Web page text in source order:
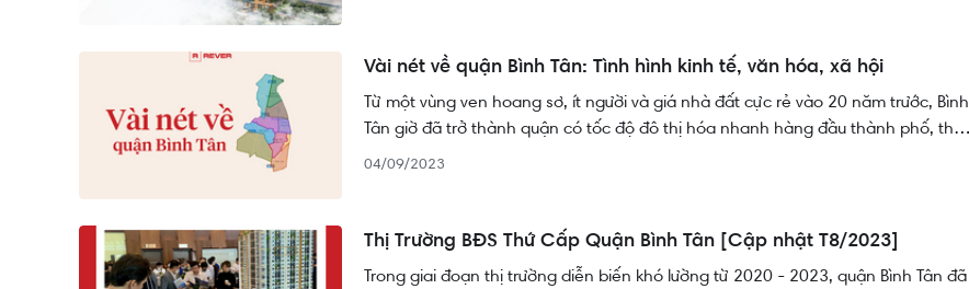
Vài nét về quận Bình Tân: Tình hình kinh tế, văn hóa, xã hội
Từ một vùng ven hoang sơ, ít người và giá nhà đất cực rẻ vào 20 năm trước, Bình
Tân giờ đã trở thành quận có tốc độ đô thị hóa nhanh hàng đầu thành phố, thu
hút cư dân từ khắp nơi về đây sinh sống. Giờ đây, Bình Tân đang là quận có lượng
04/09/2023
Thị Trường BĐS Thứ Cấp Quận Bình Tân [Cập nhật T8/2023]
Trong giai đoạn thị trường diễn biến khó lường từ 2020 - 2023, quận Bình Tân đã